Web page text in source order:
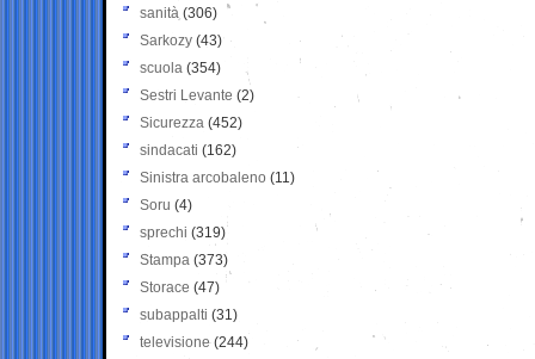
sanità (306)
Sarkozy (43)
scuola (354)
Sestri Levante (2)
Sicurezza (452)
sindacati (162)
Sinistra arcobaleno (11)
Soru (4)
sprechi (319)
Stampa (373)
Storace (47)
subappalti (31)
televisione(244)